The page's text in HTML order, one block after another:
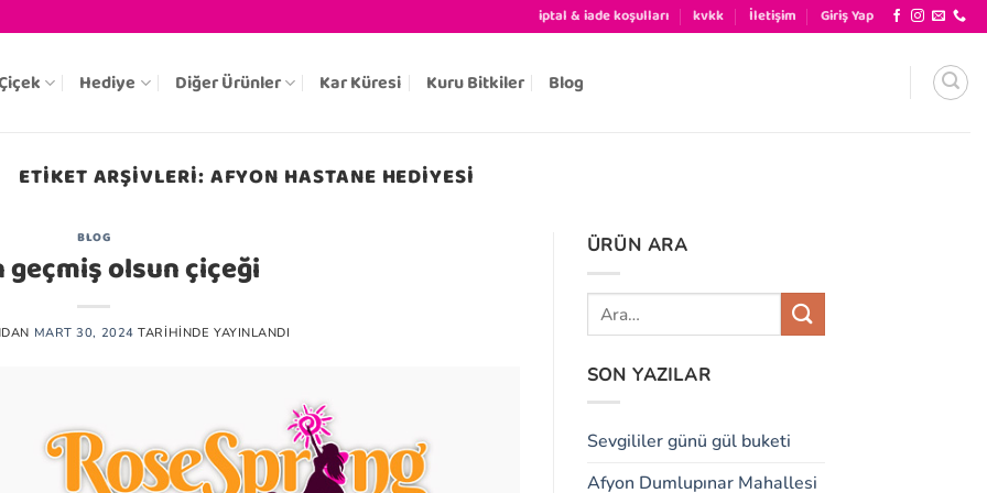
iptal & iade koşulları kvkk İletişim Giriş Yap
Hediye Diğer Ürünler Kar Küresi Kuru Bitkiler Blog
ETIKET ARŞIVLERI: AFYON HASTANE HEDIYESI
BLOG
olsun çiçeği
MART 30, 2024 TARIHINDE YAYINLANDI
ÜRÜN ARA
SON YAZILAR
Sevgililer günü gül buketi
Afyon Dumlupınar Mahallesi